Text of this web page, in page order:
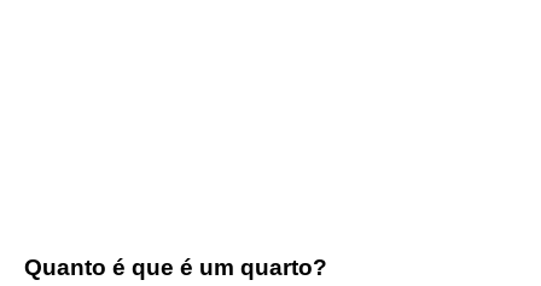
Quanto é que é um quarto?